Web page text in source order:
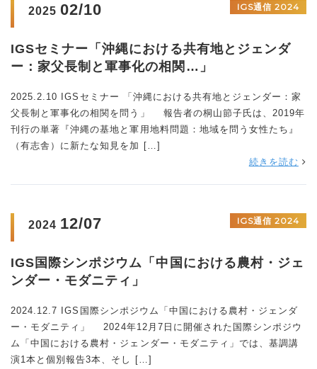
202502/10 IGS通信 2024
IGSセミナー「沖縄における共有地とジェンダ
ー：家父長制と軍事化の相関…」
2025.2.10 IGSセミナー 「沖縄における共有地とジェンダー：家
父長制と軍事化の相関を問う」 報告者の桐山節子氏は、2019年
刊行の単著『沖縄の基地と軍用地料問題：地域を問う女性たち』
（有志舎）に新たな知見を加 […]
続きを読む
2024 12/07 IGS通信 2024
IGS国際シンポジウム「中国における農村・ジェ
ンダー・モダニティ」
2024.12.7 IGS国際シンポジウム「中国における農村・ジェンダ
ー・モダニティ」 2024年12月7日に開催された国際シンポジウ
ム「中国における農村・ジェンダー・モダニティ」では、基調講
演1本と個別報告3本、そし […]